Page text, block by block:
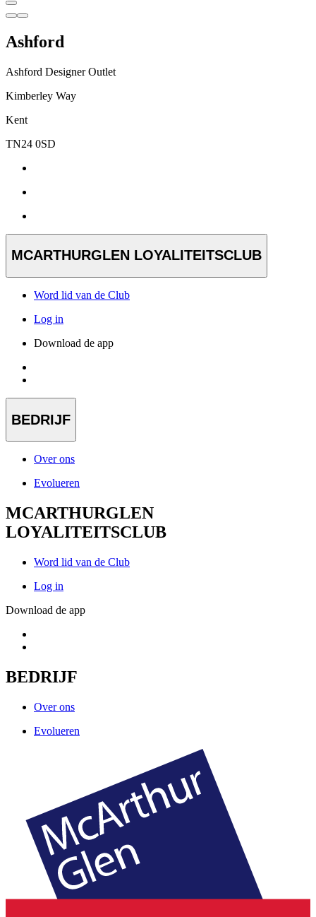
Ashford
Ashford Designer Outlet
Kimberley Way
Kent
TN24 0SD
MCARTHURGLEN LOYALITEITSCLUB
Word lid van de Club
Log in
Download de app
BEDRIJF
Over ons
Evolueren
MCARTHURGLEN
LOYALITEITSCLUB
Word lid van de Club
Log in
Download de app
BEDRIJF
Over ons
Evolueren